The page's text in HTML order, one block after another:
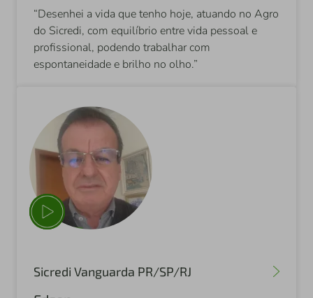
“Desenhei a vida que tenho hoje, atuando no Agro
do Sicredi, com equilíbrio entre vida pessoal e
profissional, podendo trabalhar com
espontaneidade e brilho no olho.”
Sicredi Vanguarda PR/SP/RJ